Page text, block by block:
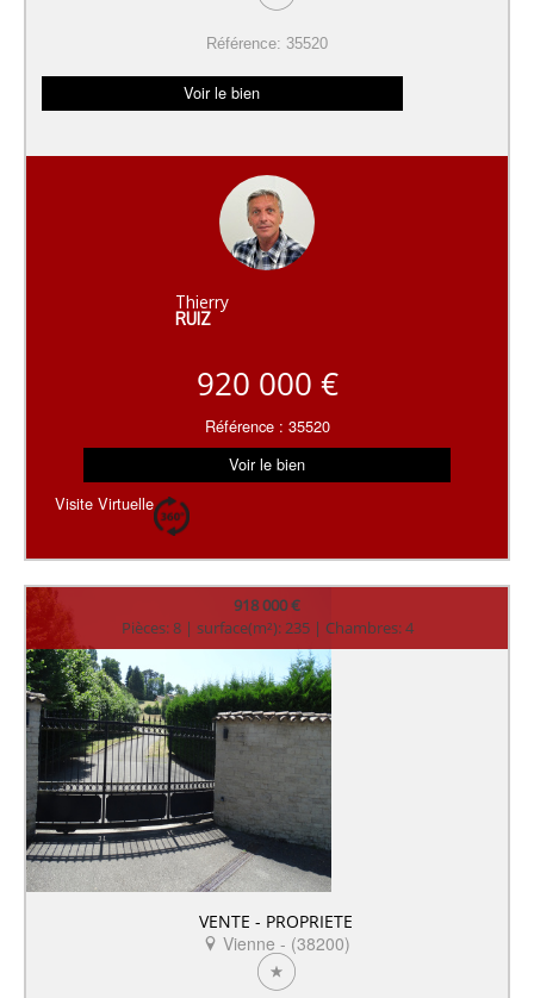
Référence: 35520
Voir le bien
Thierry
RUIZ
920 000 €
Référence : 35520
Voir le bien
Visite Virtuelle
918 000 €
Pièces: 8 | surface(m²): 235 | Chambres: 4
VENTE - PROPRIETE
Vienne - (38200)